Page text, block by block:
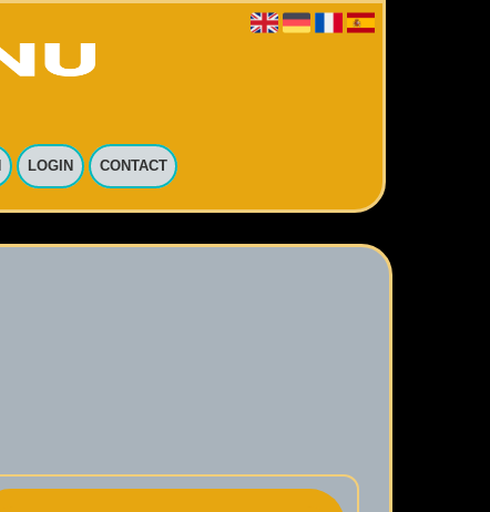
LOGIN CONTACT